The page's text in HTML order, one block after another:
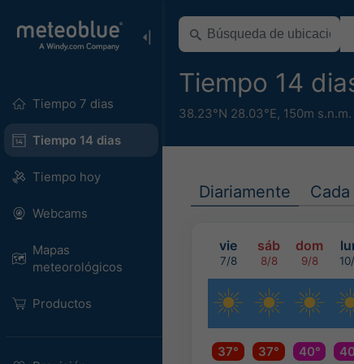
Tiempo 7 dias
Tiempo 14 dias
Tiempo hoy
Webcams
Mapas
meteorológicos
Productos
Tiempo 14
38.23°N 28.03°E, 150m s.n.m.
Diariamente
vie sáb dom
7/8 8/8 9/8
37° 37° 40°